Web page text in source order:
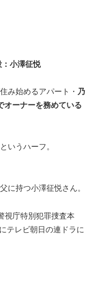
小澤征悦
み始めるアパート・ 乃
オーナーを務めている
いうハーフ。
に持つ小澤征悦さん。
視庁特別犯罪捜査本
テレビ朝日の連ドラに